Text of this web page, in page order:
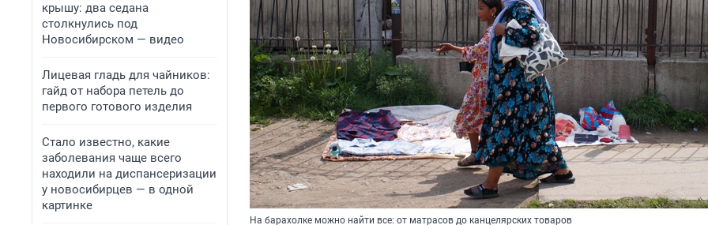
крышу: два седана
столкнулись под
Новосибирском — видео
Лицевая гладь для чайников:
гайд от набора петель до
первого готового изделия
Стало известно, какие
заболевания чаще всего
находили на диспансеризации
у новосибирцев — в одной
картинке
На барахолке можно найти все: от матрасов до канцелярских товаров